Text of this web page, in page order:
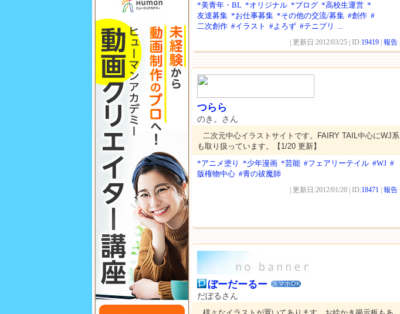
*美青年・BL *オリジナル *ブログ *高校生運営 *
友達募集 *お仕事募集 *その他の交流/募集 #創作 #
二次創作 #イラスト #よろず #テニプリ ...
| 更新日:2012/03/25 | ID:19419 報告
つらら
のき。さん
二次元中心イラストサイトです。FAIRY TAIL中心にWJ系
も取り扱っています。【1/20 更新】
*アニメ塗り *少年漫画 *芸能 #フェアリーテイル #WJ #
版権物中心 #青の祓魔師
| 更新日:2012/01/20 | ID:18471 報告
ぼーだーるー スマホOK
だぼるさん